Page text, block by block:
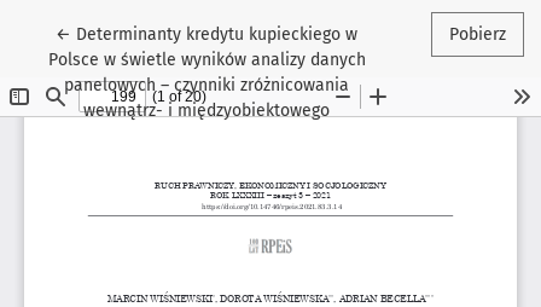
← Wróć do szczegółów artykułu
Determinanty kredytu kupieckiego w
Polsce w świetle wyników analizy danych
panelowych – czynniki zróżnicowania
wewnątrz- i międzyobiektowego
Pobierz